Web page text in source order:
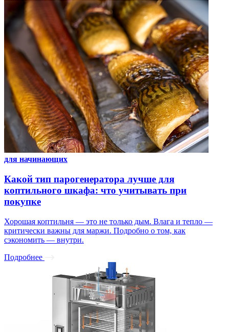
для начинающих
Какой тип парогенератора лучше для
коптильного шкафа: что учитывать при
покупке
Хорошая коптильня — это не только дым. Влага и тепло —
критически важны для маржи. Подробно о том, как
сэкономить — внутри.
Подробнее